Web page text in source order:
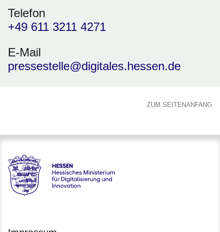
Telefon
+49 611 3211 4271
E-Mail
pressestelle@digitales.hessen.de
ZUM SEITENANFANG
Hessen - Hessisches Ministerium für Digitalisierung und